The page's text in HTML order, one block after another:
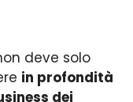
deve solo
in profondità
dei